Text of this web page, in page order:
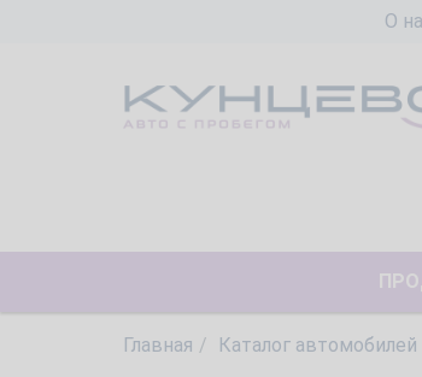
О
Главная Каталог автомобилей